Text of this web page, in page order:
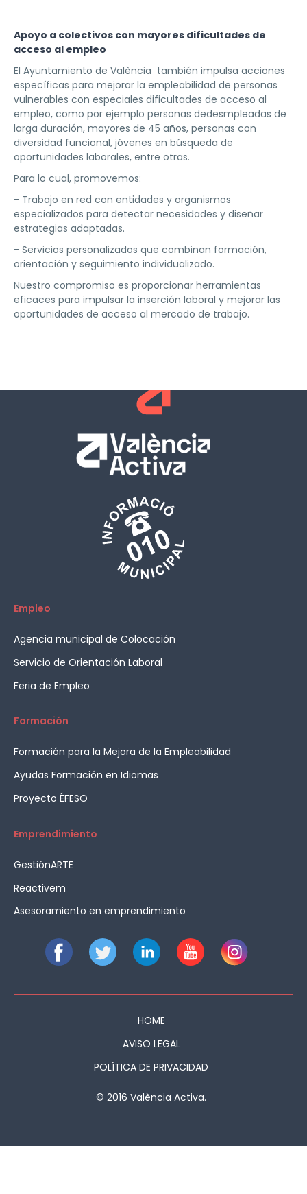
Apoyo a colectivos con mayores dificultades de
acceso al empleo
El Ayuntamiento de València también impulsa acciones
específicas para mejorar la empleabilidad de personas
vulnerables con especiales dificultades de acceso al
empleo, como por ejemplo personas dedesmpleadas de
larga duración, mayores de 45 años, personas con
diversidad funcional, jóvenes en búsqueda de
oportunidades laborales, entre otras.
Para lo cual, promovemos:
- Trabajo en red con entidades y organismos
especializados para detectar necesidades y diseñar
estrategias adaptadas.
- Servicios personalizados que combinan formación,
orientación y seguimiento individualizado.
Nuestro compromiso es proporcionar herramientas
eficaces para impulsar la inserción laboral y mejorar las
oportunidades de acceso al mercado de trabajo.
Empleo
Agencia municipal de Colocación
Servicio de Orientación Laboral
Feria de Empleo
Formación
Formación para la Mejora de la Empleabilidad
Ayudas Formación en Idiomas
Proyecto ÉFESO
Emprendimiento
GestiónARTE
Reactivem
Asesoramiento en emprendimiento
HOME
AVISO LEGAL
POLÍTICA DE PRIVACIDAD
© 2016 València Activa.